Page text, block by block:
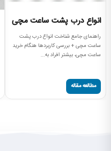
انواع درب پشت ساعت مچی
راهنمای جامع شناخت انواع درب پشت
ساعت مچی + بررسی کاربردها هنگام خرید
ساعت مچی، بیشتر افراد به...
مطالعه مقاله